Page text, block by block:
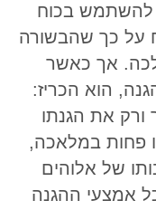
להשתמש בכוח
על כך שהבשורה
אך כאשר
הוא הכריז:
ורק את הגנתו
פחות במלאכה,
של אלוהים
אמצעי ההגנה